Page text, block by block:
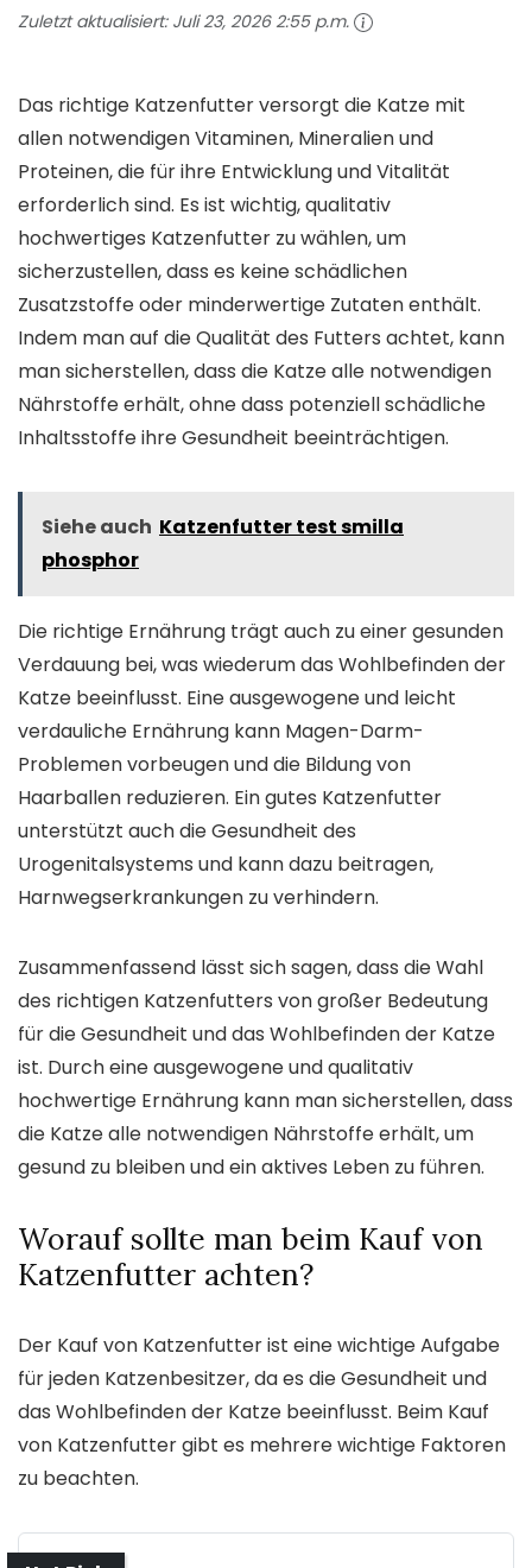
Zuletzt aktualisiert: Juli 23, 2026 2:55 p.m.
Das richtige Katzenfutter versorgt die Katze mit
allen notwendigen Vitaminen, Mineralien und
Proteinen, die für ihre Entwicklung und Vitalität
erforderlich sind. Es ist wichtig, qualitativ
hochwertiges Katzenfutter zu wählen, um
sicherzustellen, dass es keine schädlichen
Zusatzstoffe oder minderwertige Zutaten enthält.
Indem man auf die Qualität des Futters achtet, kann
man sicherstellen, dass die Katze alle notwendigen
Nährstoffe erhält, ohne dass potenziell schädliche
Inhaltsstoffe ihre Gesundheit beeinträchtigen.
Siehe auch Katzenfutter test smilla
phosphor
Die richtige Ernährung trägt auch zu einer gesunden
Verdauung bei, was wiederum das Wohlbefinden der
Katze beeinflusst. Eine ausgewogene und leicht
verdauliche Ernährung kann Magen-Darm-
Problemen vorbeugen und die Bildung von
Haarballen reduzieren. Ein gutes Katzenfutter
unterstützt auch die Gesundheit des
Urogenitalsystems und kann dazu beitragen,
Harnwegserkrankungen zu verhindern.
Zusammenfassend lässt sich sagen, dass die Wahl
des richtigen Katzenfutters von großer Bedeutung
für die Gesundheit und das Wohlbefinden der Katze
ist. Durch eine ausgewogene und qualitativ
hochwertige Ernährung kann man sicherstellen, dass
die Katze alle notwendigen Nährstoffe erhält, um
gesund zu bleiben und ein aktives Leben zu führen.
Worauf sollte man beim Kauf von
Katzenfutter achten?
Der Kauf von Katzenfutter ist eine wichtige Aufgabe
für jeden Katzenbesitzer, da es die Gesundheit und
das Wohlbefinden der Katze beeinflusst. Beim Kauf
von Katzenfutter gibt es mehrere wichtige Faktoren
zu beachten.